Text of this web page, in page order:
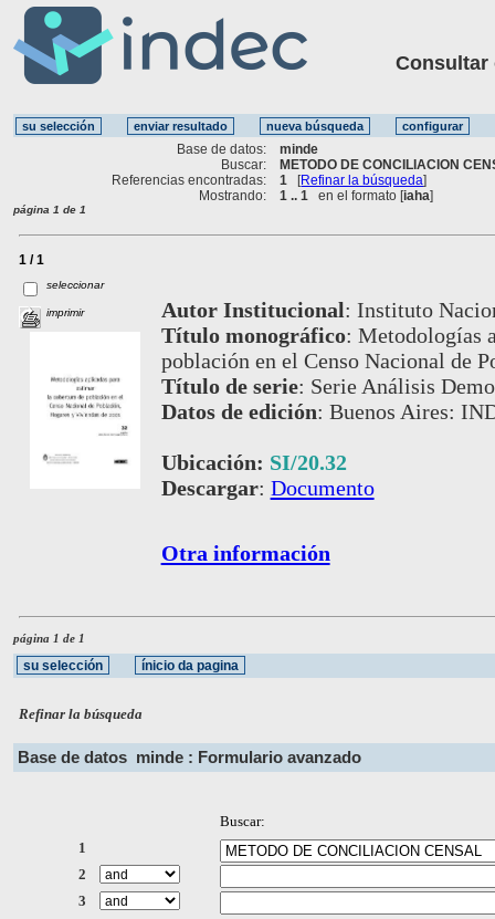
Consultar
Base de datos:
minde
Buscar:
METODO DE CONCILIACION
Referencias encontradas:
1 [Refinar la búsqueda]
Mostrando:
1 .. 1 en el formato [iaha]
página 1 de 1
1 / 1
seleccionar
imprimir Autor Institucional: Instituto
Título monográfico: Metodologías
población en el Censo Nacional de
Título de serie: Serie Análisis
Datos de edición: Buenos Aires:
Ubicación: SI/20.32
Descargar: Documento
Otra información
página 1 de 1
Refinar la búsqueda
Base de datos minde : Formulario avanzado
Buscar:
1
2
3